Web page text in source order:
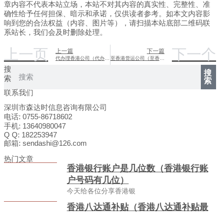
章内容不代表本站立场，本站不对其内容的真实性、完整性、准
确性给予任何担保、暗示和承诺，仅供读者参考。如本文内容影
响到您的合法权益（内容、图片等），请扫描本站底部二维码联
系站长，我们会及时删除处理。
上一页 上一篇 下一篇 下一个
搜
索
搜
索
联系我们
深圳市森达时信息咨询有限公司
电话: 0755-86718602
手机: 13640980047
Q Q: 182253947
邮箱: sendashi@126.com
热门文章
香港银行账户是几位数（香港银行账
户号码有几位）
今天给各位分享香港银
香港八达通补贴（香港八达通补贴最